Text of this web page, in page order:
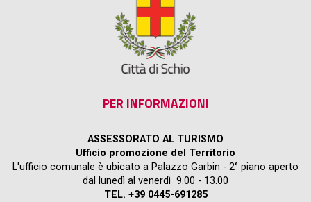
PER INFORMAZIONI
ASSESSORATO AL TURISMO
Ufficio promozione del Territorio
L'ufficio comunale è ubicato a Palazzo Garbin - 2° piano aperto
dal lunedì al venerdì 9.00 - 13.00
TEL. +39 0445-691285